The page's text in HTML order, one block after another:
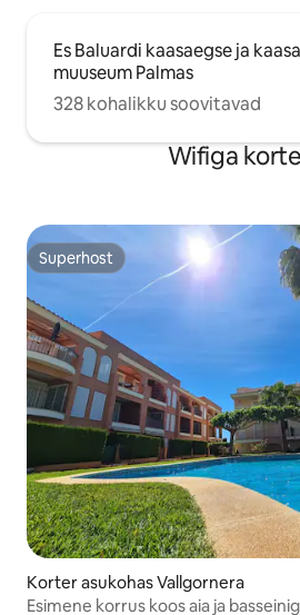
Es Baluardi kaasaegse ja
muuseum Palmas
328 kohalikku soovitavad
Wifiga
Superhost
Superhost
Korter asukohas Vallgornera
Esimene korrus koos aia ja